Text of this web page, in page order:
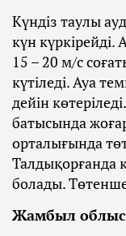
Күндіз таулы
күн күркірейді.
15 – 20 м/с
күтіледі. Ауа
дейін
батысында
орталығында
Талдықорғанда
болады.
Жамбыл